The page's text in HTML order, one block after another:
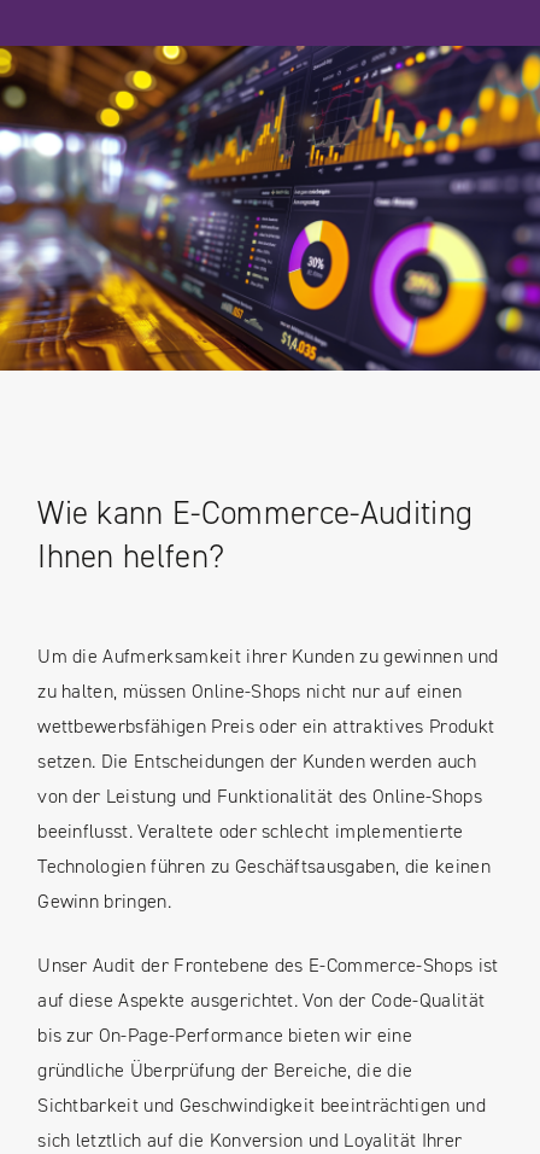
Wie kann E-Commerce-Auditing
Ihnen helfen?
Um die Aufmerksamkeit ihrer Kunden zu gewinnen und
zu halten, müssen Online-Shops nicht nur auf einen
wettbewerbsfähigen Preis oder ein attraktives Produkt
setzen. Die Entscheidungen der Kunden werden auch
von der Leistung und Funktionalität des Online-Shops
beeinflusst. Veraltete oder schlecht implementierte
Technologien führen zu Geschäftsausgaben, die keinen
Gewinn bringen.
Unser Audit der Frontebene des E-Commerce-Shops ist
auf diese Aspekte ausgerichtet. Von der Code-Qualität
bis zur On-Page-Performance bieten wir eine
gründliche Überprüfung der Bereiche, die die
Sichtbarkeit und Geschwindigkeit beeinträchtigen und
sich letztlich auf die Konversion und Loyalität Ihrer